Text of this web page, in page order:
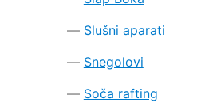
Slušni aparati
Snegolovi
Soča rafting